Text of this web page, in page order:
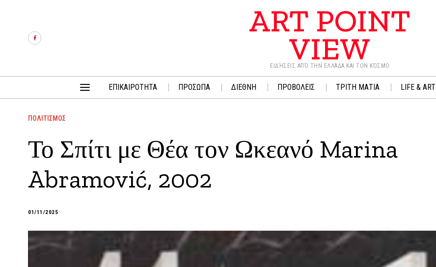
ART POINT
VIEW
ΕΙΔΉΣΕΙΣ ΑΠΌ ΤΗΝ ΕΛΛΆΔΑ ΚΑΙ ΤΟΝ ΚΌΣΜΟ
ΕΠΙΚΑΙΡΟΤΗΤΑ ΠΡΟΣΩΠΑ ΔΙΕΘΝΗ ΠΡΟΒΟΛΕΙΣ ΤΡΙΤΗ ΜΑΤΙΑ LIFE & ART
ΠΟΛΙΤΙΣΜΟΣ
Το Σπίτι με Θέα τον Ωκεανό Marina
Abramović, 2002
01/11/2025